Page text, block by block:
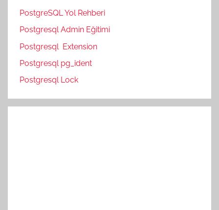
PostgreSQL Yol Rehberi
Postgresql Admin Eğitimi
Postgresql Extension
Postgresql pg_ident
Postgresql Lock